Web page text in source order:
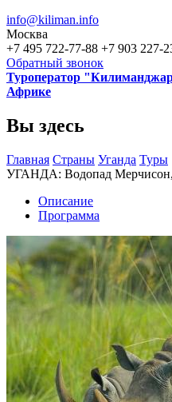
info@kiliman.info
Москва
+7 495 722-77-88 +7 903 227-
Обратный звонок
Туроператор
Африке
Вы здесь
Главная Страны Уганда Туры
УГАНДА: Водопад Мерчисон,
Описание
Программа